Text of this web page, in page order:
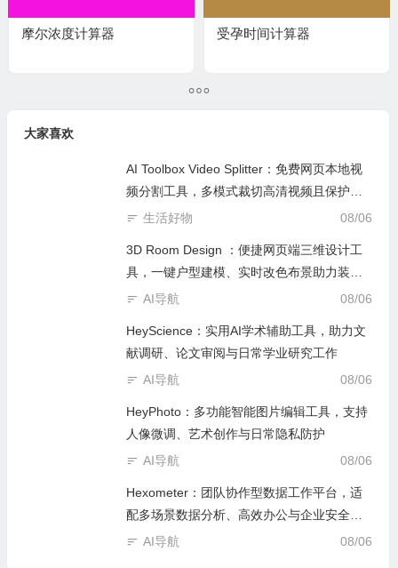
摩尔浓度计算器 受孕时间计算器​
大家喜欢
AI Toolbox Video Splitter：免费网页本地视
频分割工具，多模式裁切高清视频且保护隐
私
08/06
生活好物
3D Room Design ：便捷网页端三维设计工
具，一键户型建模、实时改色布景助力装修
设计
08/06
AI导航
HeyScience：实用AI学术辅助工具，助力文
献调研、论文审阅与日常学业研究工作
08/06
AI导航
HeyPhoto：多功能智能图片编辑工具，支持
人像微调、艺术创作与日常隐私防护
08/06
AI导航
Hexometer：团队协作型数据工作平台，适
配多场景数据分析、高效办公与企业安全管
控
08/06
AI导航